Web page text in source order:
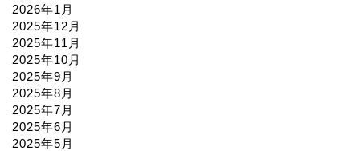
2026年1月
2025年12月
2025年11月
2025年10月
2025年9月
2025年8月
2025年7月
2025年6月
2025年5月